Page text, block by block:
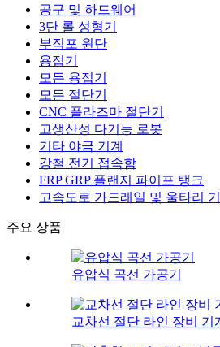
공구 및 하드웨어
3단 롤 성형기
부직포 원단
용접기
모든 용접기
모든 절단기
CNC 플라즈마 절단기
고생산성 다기능 로봇
기타 야금 기계
강철 전기 접속함
FRP GRP 플랜지 파이프 탱크
고속도로 가드레일 및 울타리
주요 상품
유압식 곡선 가공기
교차선 절단 라인 장비 기